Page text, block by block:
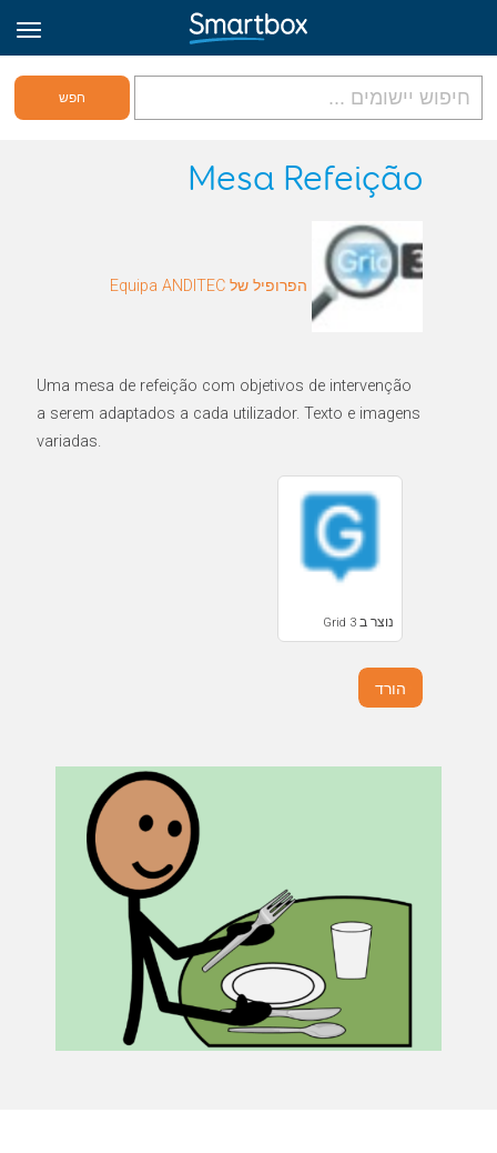
גריד אונליין
הירשם לאתר
Mesa Refeição
הפרופיל של Equipa ANDITEC
Uma mesa de refeição com objetivos de intervenção
a serem adaptados a cada utilizador. Texto e imagens
variadas.
נוצר ב Grid 3
הורד